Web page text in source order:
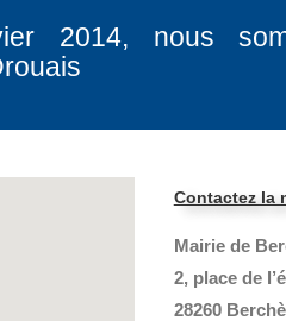
2014, nous
Contactez la
Mairie de
2, place de
28260